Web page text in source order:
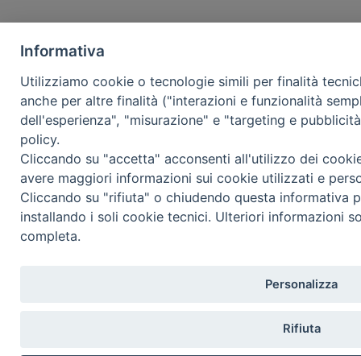
Informativa
Utilizziamo cookie o tecnologie simili per finalità
anche per altre finalità ("interazioni e funzionalità
dell'esperienza", "misurazione" e "targeting e
policy.
Cliccando su "accetta" acconsenti all'utilizzo dei
avere maggiori informazioni sui cookie utilizzati e
Cliccando su "rifiuta" o chiudendo questa informativa
installando i soli cookie tecnici. Ulteriori informazioni
completa.
Personalizza
Rifiuta